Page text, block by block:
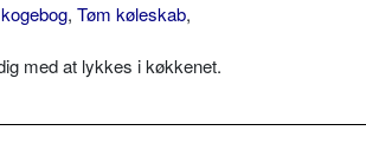
, Tøm køleskab,
med at lykkes i køkkenet.